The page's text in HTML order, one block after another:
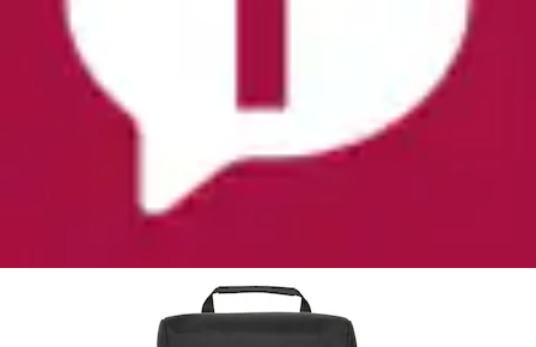
Freizeitrucksack »Tecum Top« Unisex
Travelrucksack, Reiserucksack mit Logo-
Aufnäher
125,00 €